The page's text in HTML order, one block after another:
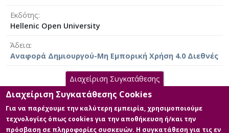
οι Καταστάσεις Οικονομικής Θέσης, τα Συνολικά
Εισοδήματα, οι Ταμειακές Ροές και οι Μεταβολές
πύλες και μητρώα.
διερευνά κατά πόσον οι υπηρεσίες δημόσιας
διοίκησης και οικονομικών διαχειρίζονται
αποτελεσματικά τους προϋπολογισμούς, τα κεφάλαια
των επενδυτών και τις οικονομικές πολιτικές.
Επιπλέον, η μελέτη εξετάζει την αποστολή, τη δομή
Εκδότης
Hellenic Open University
Άδεια
Αναφορά Δημιουργού-Μη Εμπορική Χρήση 4.0 Διεθνές
Κύρια Αρχεία Διατριβής
Finacial analysis of the port
Διαχείριση Συγκατάθεσης
Διαχείριση Συγκατάθεσης Cookies
Για να παρέχουμε την καλύτερη εμπειρία, χρησιμοποιούμε
τεχνολογίες όπως cookies για την αποθήκευση ή/και την
πρόσβαση σε πληροφορίες συσκευών. Η συγκατάθεση για τις εν